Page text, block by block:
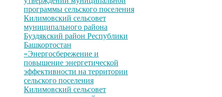
программы сельского поселения
Килимовский сельсовет
муниципального района
Буздякский район Республики
Башкортостан
«Энергосбережение и
повышение энергетической
эффективности на территории
сельского поселения
Килимовский сельсовет